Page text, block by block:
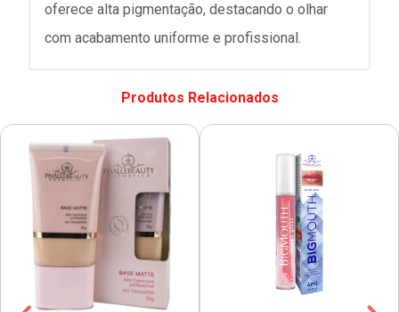
oferece alta pigmentação, destacando o olhar
com acabamento uniforme e profissional.
Produtos Relacionados